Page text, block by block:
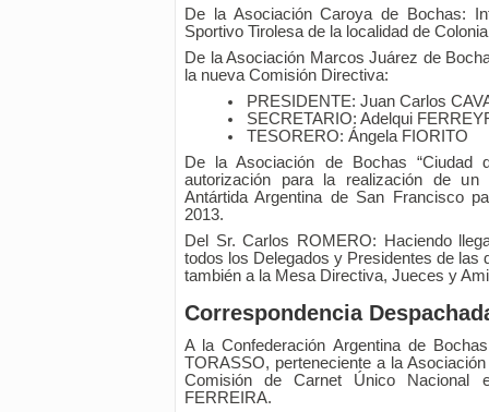
De la Asociación Caroya de Bochas:
Sportivo Tirolesa de la localidad de
De la Asociación Marcos Juárez de
la nueva Comisión Directiva:
PRESIDENTE: Juan Carlos
SECRETARIO: Adelqui
TESORERO: Ángela FIORITO
De la Asociación de Bochas “Ciudad
autorización para la realización de
Antártida Argentina de San Francisco
2013.
Del Sr. Carlos ROMERO: Haciendo
todos los Delegados y Presidentes de las
también a la Mesa Directiva, Jueces y
Correspondencia
A la Confederación Argentina de
TORASSO, perteneciente a la
Comisión de Carnet Único Nacional
FERREIRA.